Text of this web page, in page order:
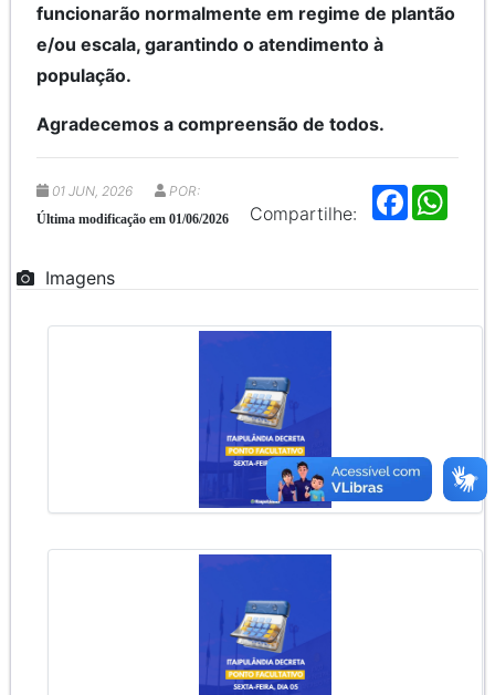
funcionarão normalmente em regime de plantão
e/ou escala, garantindo o atendimento à
população.
Agradecemos a compreensão de todos.
Compartilhe:
F
a
01 JUN, 2026 POR:
Última modificação em 01/06/2026
Imagens